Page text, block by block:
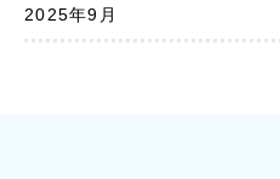
2025年9月